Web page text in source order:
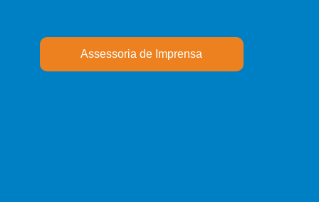
Assessoria de Imprensa